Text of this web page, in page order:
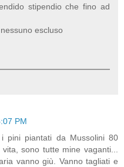
stipendio che fino ad
escluso
PM
pini piantati da Mussolini 80
sono tutte mine vaganti...
vanno giù. Vanno tagliati e